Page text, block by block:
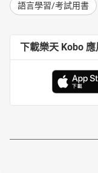
語言學習/考試用書
下載樂天 Kobo